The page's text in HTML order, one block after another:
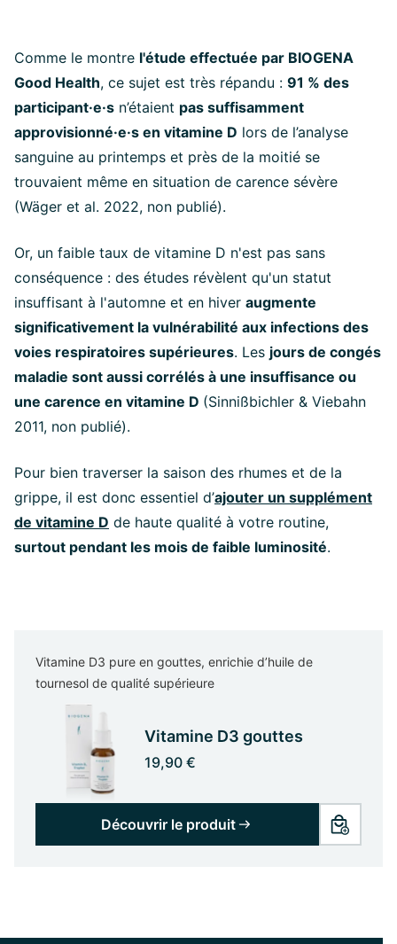
Comme le montre l'étude effectuée par BIOGENA
Good Health, ce sujet est très répandu : 91 % des
participant·e·s n’étaient pas suffisamment
approvisionné·e·s en vitamine D lors de l’analyse
sanguine au printemps et près de la moitié se
trouvaient même en situation de carence sévère
(Wäger et al. 2022, non publié).
Or, un faible taux de vitamine D n'est pas sans
conséquence : des études révèlent qu'un statut
insuffisant à l'automne et en hiver augmente
significativement la vulnérabilité aux infections des
voies respiratoires supérieures. Les jours de congés
maladie sont aussi corrélés à une insuffisance ou
une carence en vitamine D (Sinnißbichler & Viebahn
2011, non publié).
Pour bien traverser la saison des rhumes et de la
grippe, il est donc essentiel d’ajouter un supplément
de vitamine D de haute qualité à votre routine,
surtout pendant les mois de faible luminosité.
Vitamine D3 pure en gouttes, enrichie d’huile de
tournesol de qualité supérieure
Vitamine D3 gouttes
19,90 €
Découvrir le produit